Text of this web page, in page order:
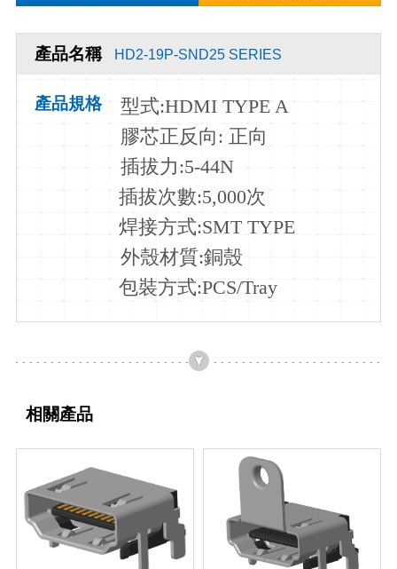
產品名稱 HD2-19P-SND25 SERIES
產品規格
型式:HDMI TYPE A
膠芯正反向: 正向
插拔力:5-44N
插拔次數:5,000次
焊接方式:SMT TYPE
外殼材質:銅殼
包裝方式:PCS/Tray
相關產品